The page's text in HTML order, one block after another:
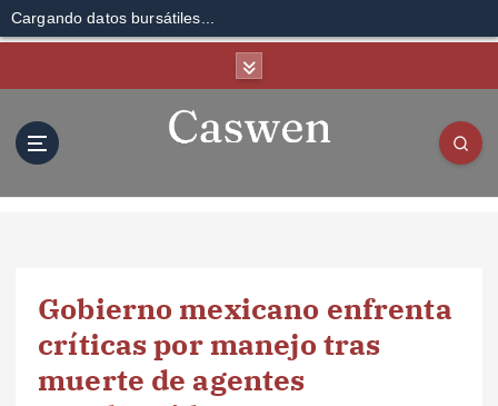
Cargando datos bursátiles...
Gobierno mexicano enfrenta
críticas por manejo tras
muerte de agentes